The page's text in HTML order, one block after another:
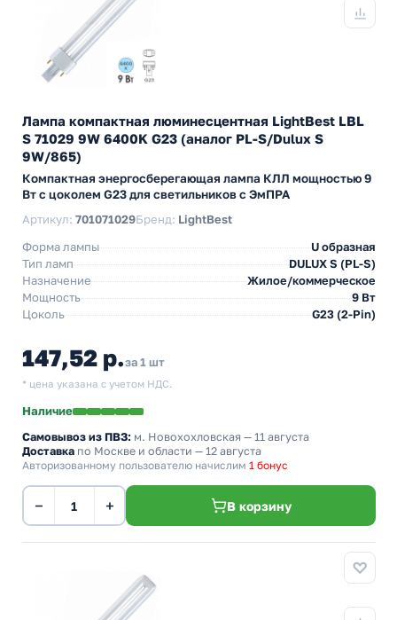
Лампа компактная люминесцентная LightBest LBL
S 71029 9W 6400K G23 (аналог PL-S/Dulux S
9W/865)
Компактная энергосберегающая лампа КЛЛ мощностью 9
Вт с цоколем G23 для светильников с ЭмПРА
Артикул: 701071029Бренд: LightBest
Форма лампы
U образная
Тип ламп
DULUX S (PL-S)
Назначение
Жилое/коммерческое
Мощность
9 Вт
Цоколь
G23 (2-Pin)
147,52 р.за 1 шт
* цена указана с учетом НДС.
Наличие
Самовывоз из ПВЗ: м. Новохохловская — 11 августа
Доставка по Москве и области — 12 августа
Авторизованному пользователю начислим 1 бонус
− + В корзину